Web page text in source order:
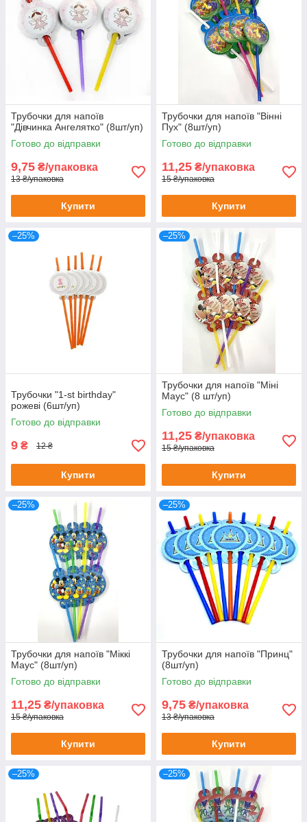
Трубочки для напоїв
"Дівчинка Ангелятко" (8шт/уп)
Готово до відправки
9,75 ₴/упаковка
13 ₴/упаковка
Купити
Трубочки для напоїв "Вінні
Пух" (8шт/уп)
Готово до відправки
11,25 ₴/упаковка
15 ₴/упаковка
Купити
–25%
Трубочки "1-st birthday"
рожеві (6шт/уп)
Готово до відправки
9 ₴ 12 ₴
Купити
–25%
Трубочки для напоїв "Міні
Маус" (8 шт/уп)
Готово до відправки
11,25 ₴/упаковка
15 ₴/упаковка
Купити
–25%
Трубочки для напоїв "Міккі
Маус" (8шт/уп)
Готово до відправки
11,25 ₴/упаковка
15 ₴/упаковка
Купити
–25%
Трубочки для напоїв "Принц"
(8шт/уп)
Готово до відправки
9,75 ₴/упаковка
13 ₴/упаковка
Купити
–25% –25%